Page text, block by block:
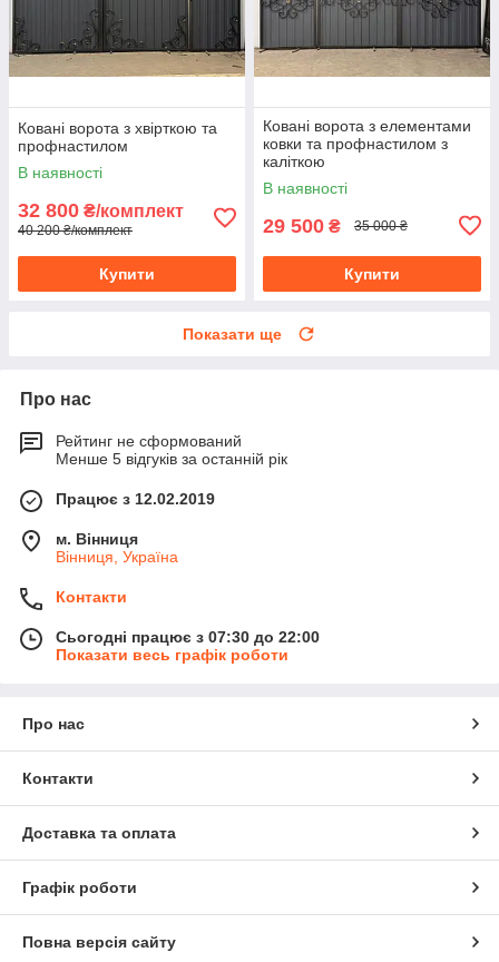
Ковані ворота з хвірткою та
профнастилом
В наявності
32 800 ₴/комплект
40 200 ₴/комплект
Купити
Ковані ворота з елементами
ковки та профнастилом з
каліткою
В наявності
29 500 ₴ 35 000 ₴
Купити
Показати ще
Про нас
Рейтинг не сформований
Менше 5 відгуків за останній рік
Працює з 12.02.2019
м. Вінниця
Вінниця, Україна
Контакти
Сьогодні працює з 07:30 до 22:00
Показати весь графік роботи
Про нас
Контакти
Доставка та оплата
Графік роботи
Повна версія сайту